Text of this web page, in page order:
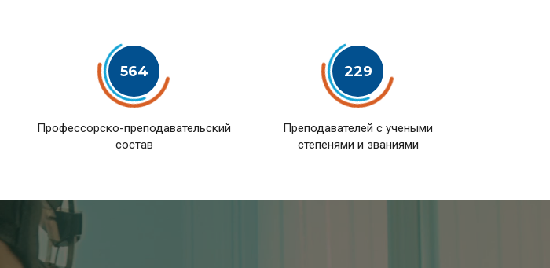
564
Профессорско-преподавательский
состав
229
Преподавателей с учеными
степенями и званиями